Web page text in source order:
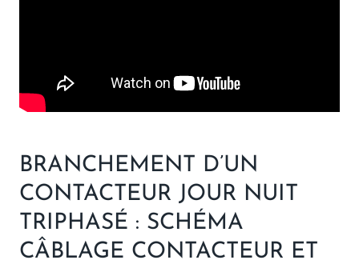
BRANCHEMENT D’UN
CONTACTEUR JOUR NUIT
TRIPHASÉ : SCHÉMA
CÂBLAGE CONTACTEUR ET